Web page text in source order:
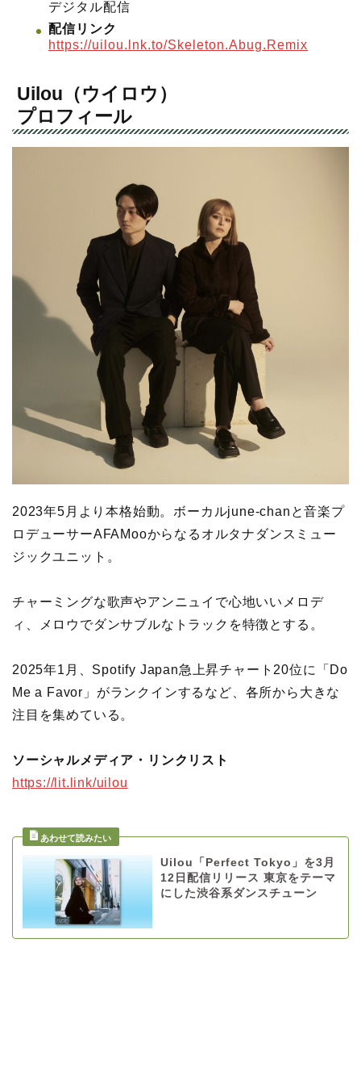
デジタル配信
配信リンク
https://uilou.lnk.to/Skeleton.Abug.Remix
Uilou（ウイロウ）
プロフィール
2023年5月より本格始動。ボーカルjune-chanと音楽プ
ロデューサーAFAMooからなるオルタナダンスミュー
ジックユニット。
チャーミングな歌声やアンニュイで心地いいメロデ
ィ、メロウでダンサブルなトラックを特徴とする。
2025年1月、Spotify Japan急上昇チャート20位に「Do
Me a Favor」がランクインするなど、各所から大きな
注目を集めている。
ソーシャルメディア・リンクリスト
https://lit.link/uilou
Uilou「Perfect Tokyo」を3月
12日配信リリース 東京をテーマ
にした渋谷系ダンスチューン